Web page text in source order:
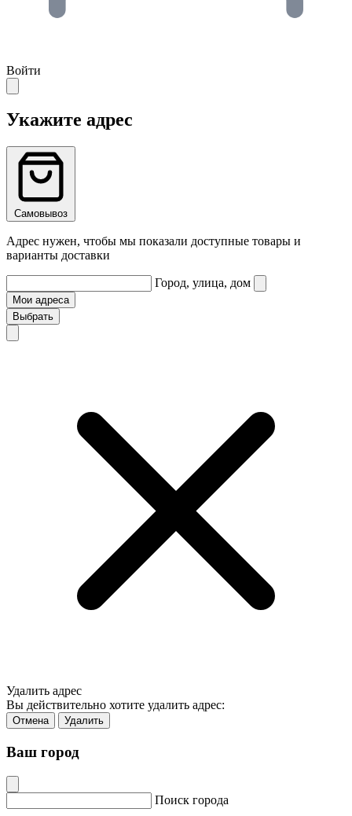
Войти
Укажите адрес
Самовывоз
Адрес нужен, чтобы мы показали доступные товары и
варианты доставки
Город, улица, дом
Мои адреса
Выбрать
Удалить адрес
Вы действительно хотите удалить адрес:
Отмена Удалить
Ваш город
Поиск города